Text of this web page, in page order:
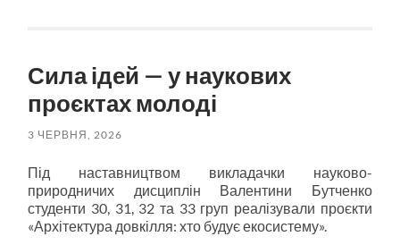
Сила ідей — у наукових
проєктах молоді
3 ЧЕРВНЯ, 2026
Під наставництвом викладачки науково-
природничих дисциплін Валентини Бутченко
студенти 30, 31, 32 та 33 груп реалізували проєкти
«Архітектура довкілля: хто будує екосистему».